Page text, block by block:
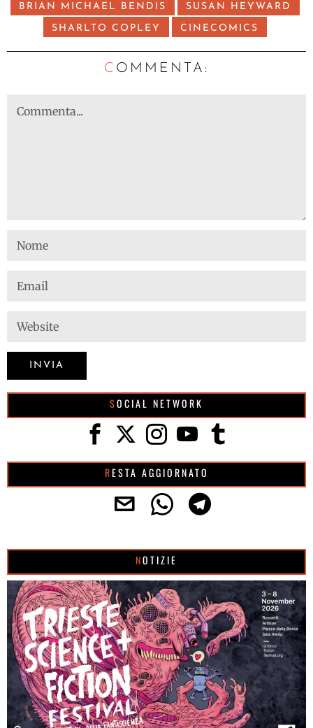
BRIAN MICHAEL BENDIS SUSAN HEYWARD
SHARLTO COPLEY CINECOMICS
C OMMENTA:
SOCIAL NETWORK
RESTA AGGIORNATO
NOTIZIE